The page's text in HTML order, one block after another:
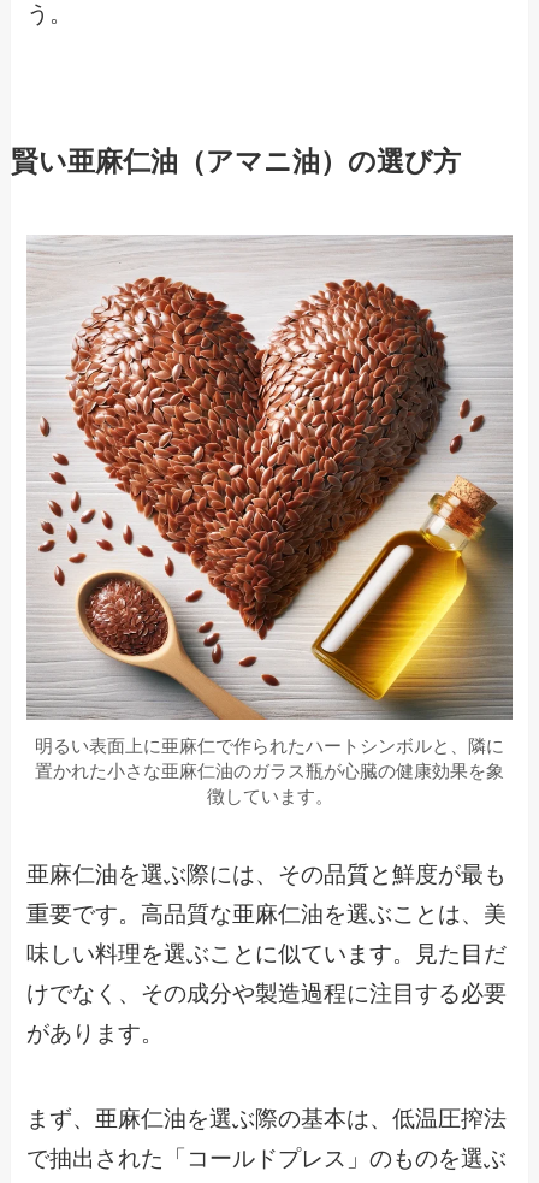
う。
賢い亜麻仁油（アマニ油）の選び方
明るい表面上に亜麻仁で作られたハートシンボルと、隣に
置かれた小さな亜麻仁油のガラス瓶が心臓の健康効果を象
徴しています。
亜麻仁油を選ぶ際には、その品質と鮮度が最も
重要です。高品質な亜麻仁油を選ぶことは、美
味しい料理を選ぶことに似ています。見た目だ
けでなく、その成分や製造過程に注目する必要
があります。
まず、亜麻仁油を選ぶ際の基本は、低温圧搾法
で抽出された「コールドプレス」のものを選ぶ